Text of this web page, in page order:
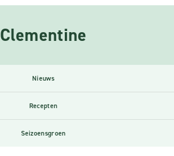
Clementine
Nieuws
Recepten
Seizoensgroen